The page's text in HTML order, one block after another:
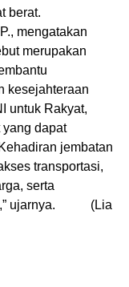
berat.
mengatakan
merupakan
kesejahteraan
untuk Rakyat,
yang dapat
jembatan
transportasi,
serta
ujarnya. (Lia